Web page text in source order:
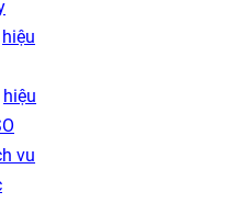
hiệu
hiệu
vu